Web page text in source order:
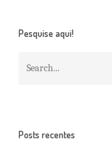
Pesquise aqui!
Posts recentes